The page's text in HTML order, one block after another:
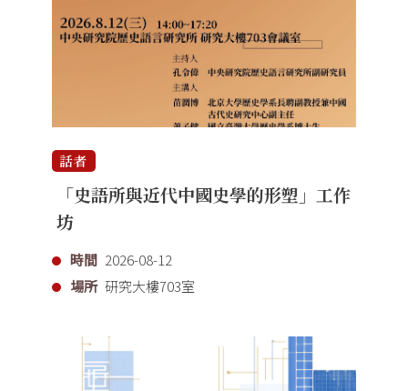
話者
「史語所與近代中國史學的形塑」工作
坊
時間 2026-08-12
場所 研究大樓703室